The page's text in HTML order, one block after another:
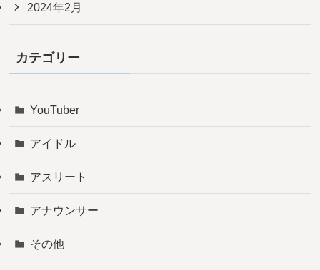
2024年2月
カテゴリー
YouTuber
アイドル
アスリート
アナウンサー
その他